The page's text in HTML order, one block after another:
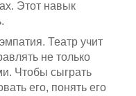
Этот навык
Театр учит
не только
Чтобы сыграть
его, понять его